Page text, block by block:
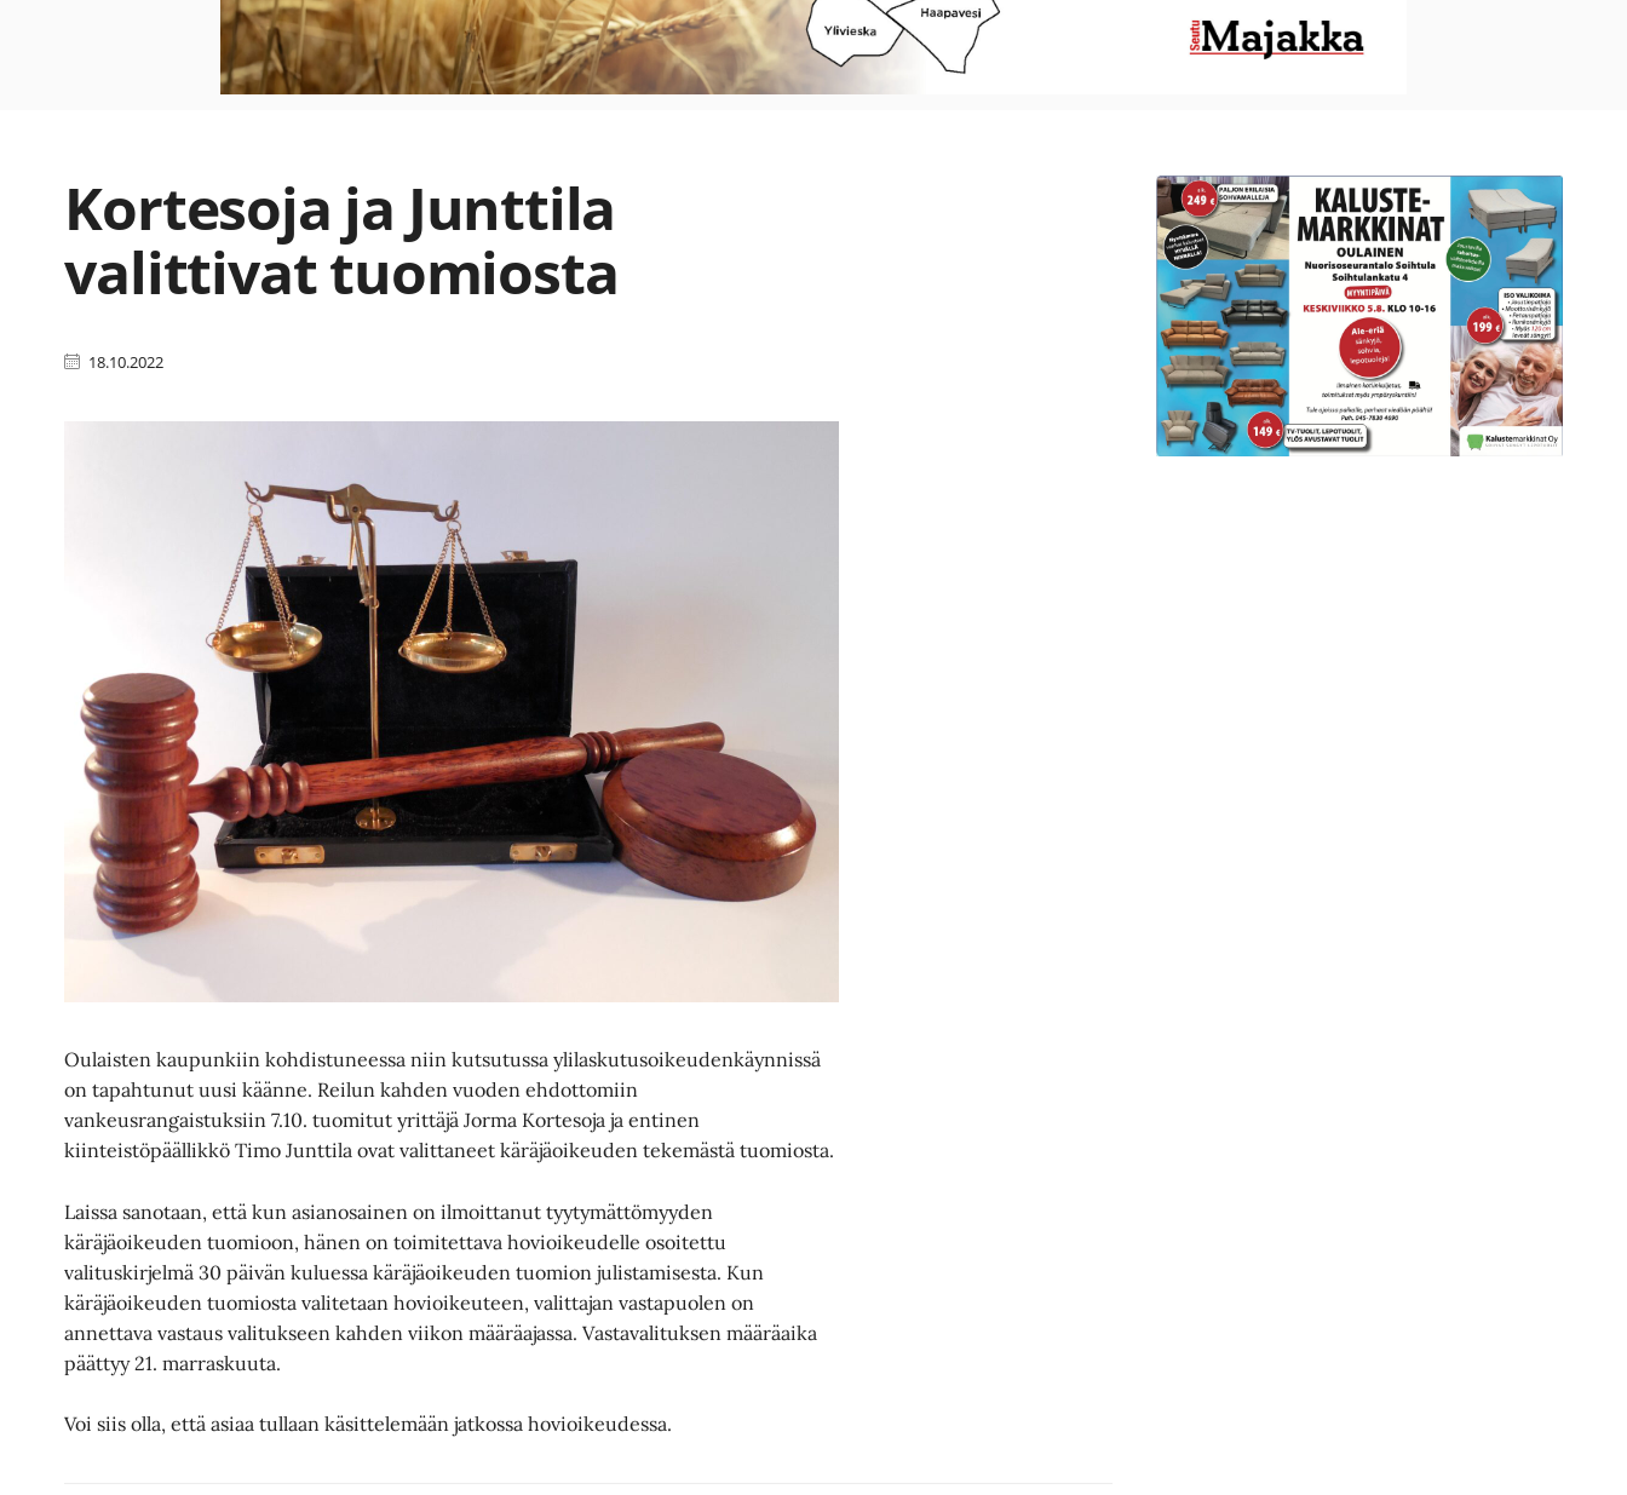
Kortesoja ja Junttila
valittivat tuomiosta
18.10.2022
Oulaisten kaupunkiin kohdistuneessa niin kutsutussa ylilaskutusoikeudenkäynnissä
on tapahtunut uusi käänne. Reilun kahden vuoden ehdottomiin
vankeusrangaistuksiin 7.10. tuomitut yrittäjä Jorma Kortesoja ja entinen
kiinteistöpäällikkö Timo Junttila ovat valittaneet käräjäoikeuden tekemästä tuomiosta.
Laissa sanotaan, että kun asianosainen on ilmoittanut tyytymättömyyden
käräjäoikeuden tuomioon, hänen on toimitettava hovioikeudelle osoitettu
valituskirjelmä 30 päivän kuluessa käräjäoikeuden tuomion julistamisesta. Kun
käräjäoikeuden tuomiosta valitetaan hovioikeuteen, valittajan vastapuolen on
annettava vastaus valitukseen kahden viikon määräajassa. Vastavalituksen määräaika
päättyy 21. marraskuuta.
Voi siis olla, että asiaa tullaan käsittelemään jatkossa hovioikeudessa.